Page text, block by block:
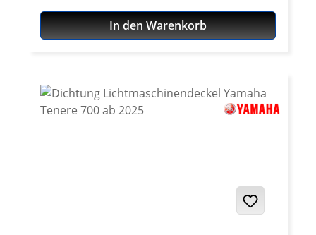
Vergleichs-Nr.: BU3-E5451-00-00 Passend
für alle: Yamaha Tenere 700 ab 2019
Tenere 700 World Rally ab 2023 Yamaha
Tenere 700 Extreme ab 2023 Yamaha
Tenere 700 Explore ab 2023
In den Warenkorb